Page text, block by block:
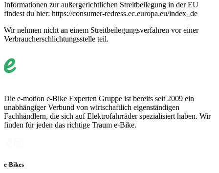
Informationen zur außergerichtlichen Streitbeilegung in der EU
findest du hier: https://consumer-redress.ec.europa.eu/index_de
Wir nehmen nicht an einem Streitbeilegungsverfahren vor einer
Verbraucherschlichtungsstelle teil.
Die e-motion e-Bike Experten Gruppe ist bereits seit 2009 ein
unabhängiger Verbund von wirtschaftlich eigenständigen
Fachhändlern, die sich auf Elektrofahrräder spezialisiert haben. Wir
finden für jeden das richtige Traum e-Bike.
e-Bikes